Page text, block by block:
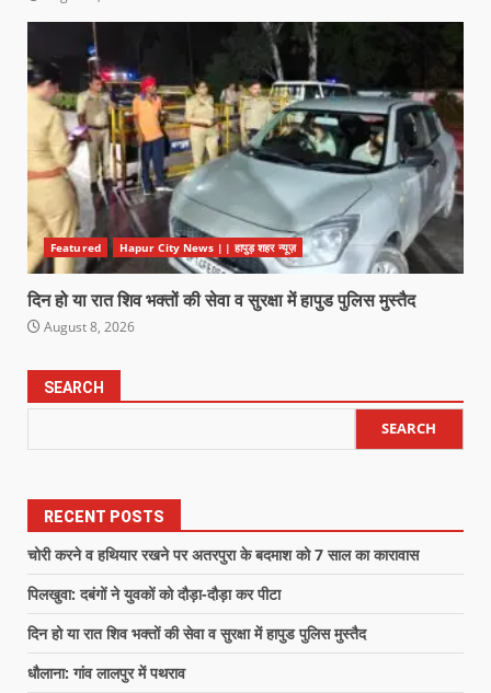
Featured Hapur City News || हापुड़ शहर न्यूज़
दिन हो या रात शिव भक्तों की सेवा व सुरक्षा में हापुड पुलिस मुस्तैद
August 8, 2026
SEARCH
SEARCH
RECENT POSTS
चोरी करने व हथियार रखने पर अतरपुरा के बदमाश को 7 साल का कारावास
पिलखुवा: दबंगों ने युवकों को दौड़ा-दौड़ा कर पीटा
दिन हो या रात शिव भक्तों की सेवा व सुरक्षा में हापुड पुलिस मुस्तैद
धौलाना: गांव लालपुर में पथराव